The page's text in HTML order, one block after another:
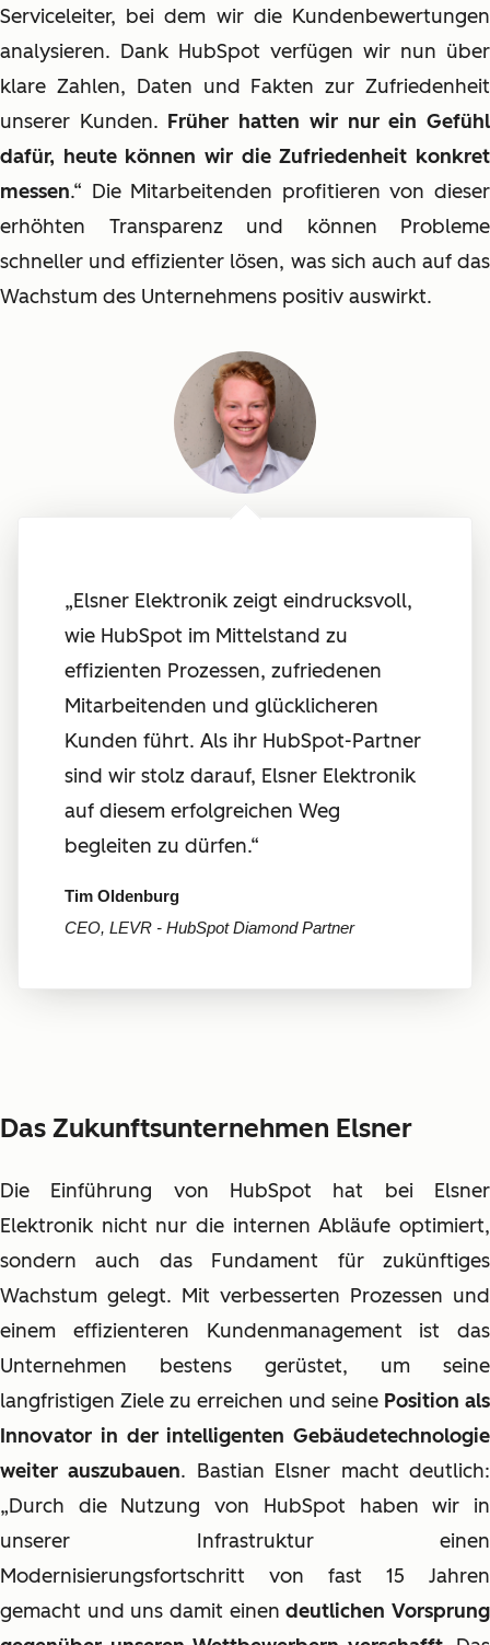
Serviceleiter, bei dem wir die Kundenbewertungen
analysieren. Dank HubSpot verfügen wir nun über
klare Zahlen, Daten und Fakten zur Zufriedenheit
unserer Kunden. Früher hatten wir nur ein Gefühl
dafür, heute können wir die Zufriedenheit konkret
messen.“ Die Mitarbeitenden profitieren von dieser
erhöhten Transparenz und können Probleme
schneller und effizienter lösen, was sich auch auf das
Wachstum des Unternehmens positiv auswirkt.
„Elsner Elektronik zeigt eindrucksvoll,
wie HubSpot im Mittelstand zu
effizienten Prozessen, zufriedenen
Mitarbeitenden und glücklicheren
Kunden führt. Als ihr HubSpot-Partner
sind wir stolz darauf, Elsner Elektronik
auf diesem erfolgreichen Weg
begleiten zu dürfen.“
Tim Oldenburg
CEO, LEVR - HubSpot Diamond Partner
Das Zukunftsunternehmen Elsner
Die Einführung von HubSpot hat bei Elsner
Elektronik nicht nur die internen Abläufe optimiert,
sondern auch das Fundament für zukünftiges
Wachstum gelegt. Mit verbesserten Prozessen und
einem effizienteren Kundenmanagement ist das
Unternehmen bestens gerüstet, um seine
langfristigen Ziele zu erreichen und seine Position als
Innovator in der intelligenten Gebäudetechnologie
weiter auszubauen. Bastian Elsner macht deutlich:
„Durch die Nutzung von HubSpot haben wir in
unserer Infrastruktur einen
Modernisierungsfortschritt von fast 15 Jahren
gemacht und uns damit einendeutlichen Vorsprung